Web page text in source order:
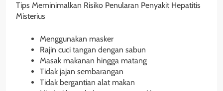
Tips Meminimalkan Risiko Penularan Penyakit Hepatitis
Misterius
Menggunakan masker
Rajin cuci tangan dengan sabun
Masak makanan hingga matang
Tidak jajan sembarangan
Tidak bergantian alat makan